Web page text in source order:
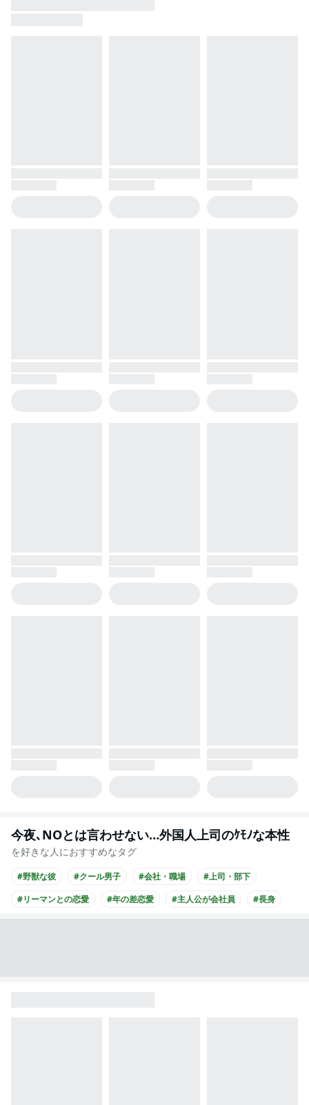
今夜､NOとは言わせない…外国人上司のｹﾓﾉな本性
を好きな人におすすめなタグ
#野獣な彼 #クール男子 #会社・職場
#上司・部下
#リーマンとの恋愛
#年の差恋愛 #主人公が会社員 #長身